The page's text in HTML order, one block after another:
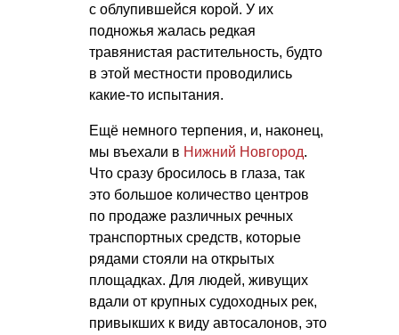
с облупившейся корой. У их
подножья жалась редкая
травянистая растительность, будто
в этой местности проводились
какие-то испытания.
Ещё немного терпения, и, наконец,
мы въехали в Нижний Новгород.
Что сразу бросилось в глаза, так
это большое количество центров
по продаже различных речных
транспортных средств, которые
рядами стояли на открытых
площадках. Для людей, живущих
вдали от крупных судоходных рек,
привыкших к виду автосалонов, это